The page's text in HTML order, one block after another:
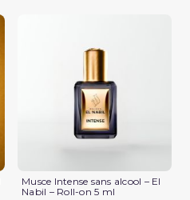
Musce Intense sans alcool – El
Nabil – Roll-on 5 ml